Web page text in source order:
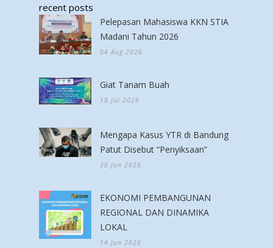
recent posts
Pelepasan Mahasiswa KKN STIA
Madani Tahun 2026
04 Aug 2026
Giat Tanam Buah
18 Jul 2026
Mengapa Kasus YTR di Bandung
Patut Disebut “Penyiksaan”
30 Jun 2026
EKONOMI PEMBANGUNAN
REGIONAL DAN DINAMIKA
LOKAL
14 Jun 2026